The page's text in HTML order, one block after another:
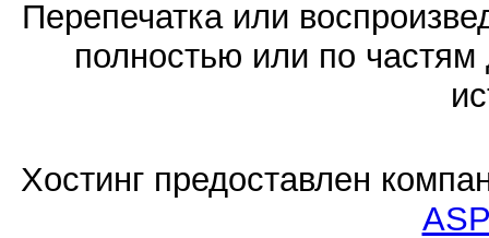
Перепечатка или
полностью или по частям
Хостинг предоставлен